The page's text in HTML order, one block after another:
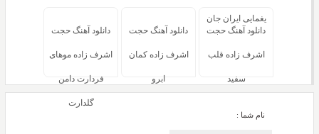
یغمایی ایران جان
دانلود آهنگ حجت
اشرف زاده قلب
سفید
دانلود آهنگ حجت
اشرف زاده کمان
ابرو
دانلود آهنگ حجت
اشرف زاده موهای
فردارت دامن
گلدارت
نام شما :